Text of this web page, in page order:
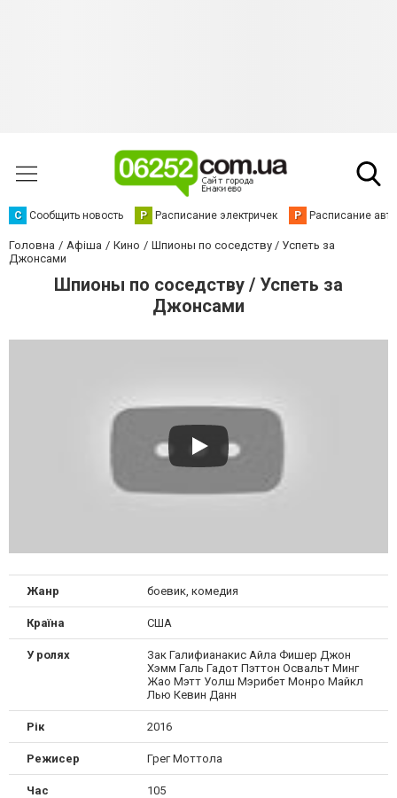
С Сообщить новость Р Расписание электричек Р Расписание
Головна Афіша Кино
Шпионы по соседству / Успеть за
Джонсами
Шпионы по соседству / Успеть за
Джонсами
Жанр боевик, комедия
Країна США
У ролях
Зак Галифианакис Айла Фишер Джон
Хэмм Галь Гадот Пэттон Освальт Минг
Жао Мэтт Уолш Мэрибет Монро Майкл
Лью Кевин Данн
Рік 2016
Режисер Грег Моттола
Час 105